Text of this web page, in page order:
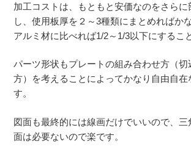
加工コストは、もともと安価なのをさらに
し、使用板厚を２～3種類にまとめればか
アルミ材に比べれば1/2～1/3以下にするこ
パーツ形状もプレートの組み合わせ方（
方）を考えることによってかなり自由自
す。
図面も最終的には線画だけでいいので、三
面は必要ないので楽です。